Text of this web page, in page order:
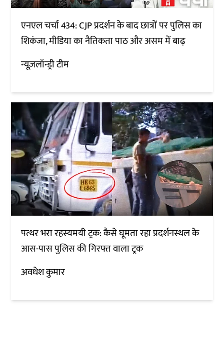
एनएल चर्चा 434: CJP प्रदर्शन के बाद छात्रों पर पुलिस का
शिकंजा, मीडिया का नैतिकता पाठ और असम में बाढ़
न्यूज़लॉन्ड्री टीम
पत्थर भरा रहस्यमयी ट्रक: कैसे घूमता रहा प्रदर्शनस्थल के
आस-पास पुलिस की गिरफ्त वाला ट्रक
अवधेश कुमार